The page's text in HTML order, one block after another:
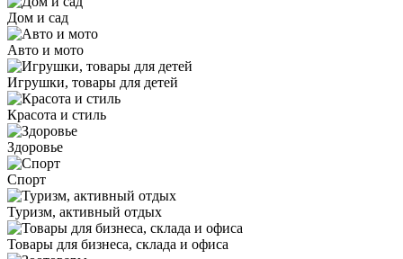
Дом и сад
Авто и мото
Игрушки, товары для детей
Красота и стиль
Здоровье
Спорт
Туризм, активный отдых
Товары для бизнеса, склада и офиса